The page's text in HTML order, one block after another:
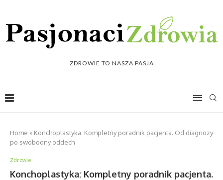
ZDROWIE TO NASZA PASJA
Home » Konchoplastyka: Kompletny poradnik pacjenta. Od diagnozy
po swobodny oddech
Zdrowie
Konchoplastyka: Kompletny poradnik pacjenta.